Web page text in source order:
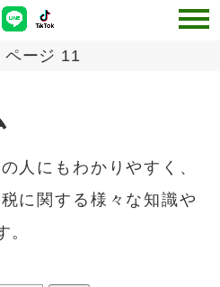
ページ 11
人にもわかりやすく、
に関する様々な知識や